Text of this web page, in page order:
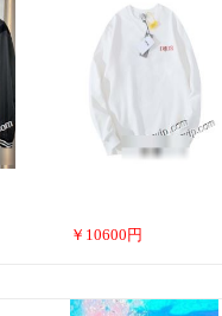
￥ 10600 円